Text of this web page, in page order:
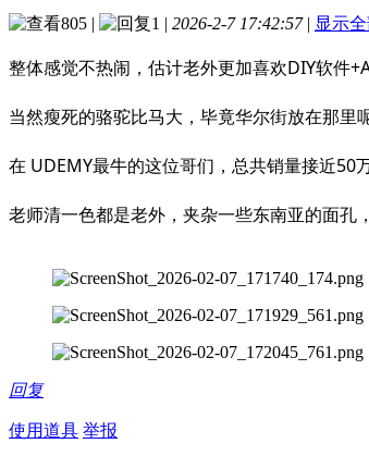
805 | 1 | 2026-2-7 17:42:57 | 显示
整体感觉不热闹，估计老外更加喜欢DIY软件
当然瘦死的骆驼比马大，毕竟华尔街放在那里
在 UDEMY最牛的这位哥们，总共销量接近50
老师清一色都是老外，夹杂一些东南亚的面
回复
使用道具 举报